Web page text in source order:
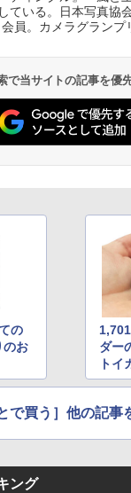
ている。日本写真協
員。カメラグランプ
で当サイトの記事を優
の
のお
ダー
トイ
で買う］他の記事
ング